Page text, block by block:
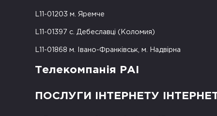
L11-01203 м. Яремче
L11-01397 с. Дебеславці (Коломия)
L11-01868 м. Івано-Франківськ, м. Надвірна
Телекомпанія РАІ
ПОСЛУГИ ІНТЕРНЕТУ